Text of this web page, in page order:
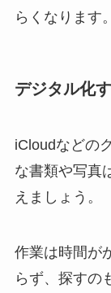
らくなります。
デジタル化
iCloudなどの
な書類や写真
えましょう。
作業は時間が
らず、探すの